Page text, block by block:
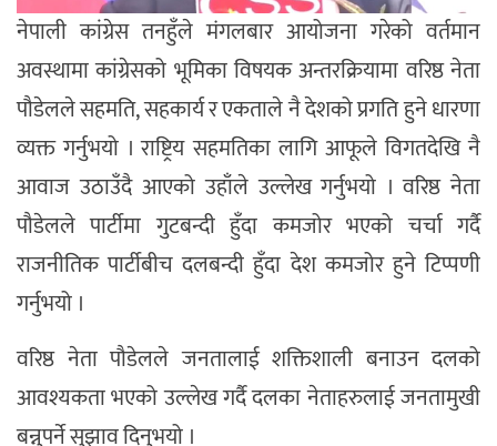
नेपाली कांग्रेस तनहुँले मंगलबार आयोजना गरेको वर्तमान
अवस्थामा कांग्रेसको भूमिका विषयक अन्तरक्रियामा वरिष्ठ नेता
पौडेलले सहमति, सहकार्य र एकताले नै देशको प्रगति हुने धारणा
व्यक्त गर्नुभयो । राष्ट्रिय सहमतिका लागि आफूले विगतदेखि नै
आवाज उठाउँदै आएको उहाँले उल्लेख गर्नुभयो । वरिष्ठ नेता
पौडेलले पार्टीमा गुटबन्दी हुँदा कमजोर भएको चर्चा गर्दै
राजनीतिक पार्टीबीच दलबन्दी हुँदा देश कमजोर हुने टिप्पणी
गर्नुभयो ।
वरिष्ठ नेता पौडेलले जनतालाई शक्तिशाली बनाउन दलको
आवश्यकता भएको उल्लेख गर्दै दलका नेताहरुलाई जनतामुखी
बन्नुपर्ने सुझाव दिनुभयो ।